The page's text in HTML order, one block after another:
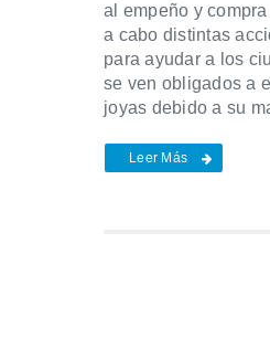
al empeño y
a cabo distintas
para ayudar a los
se ven obligados a
joyas debido a su
Leer Más